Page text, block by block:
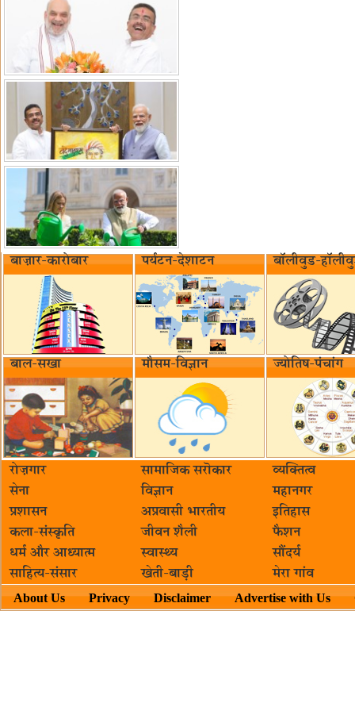
बाज़ार-कारोबार पर्यटन-देशाटन बॉलीवुड-
बाल-सखा मौसम-विज्ञान ज्योतिष-पंचांग
रोज़गार सामाजिक सरॊकार‌
व्यक्तित्व
सेना
विज्ञान
महानगर
प्रशासन
अप्रवासी भारतीय
इतिहास
कला-संस्कृति
जीवन शैली
फैशन
धर्म और आध्यात्म
स्वास्थ्य
सौंदर्य
साहित्य-संसार
खेती-बाड़ी मेरा गांव
About Us Privacy Disclaimer Advertise with Us